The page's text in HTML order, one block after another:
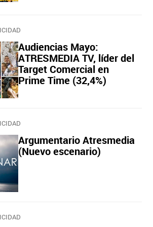
Audiencias Mayo:
ATRESMEDIA TV, líder del
Target Comercial en
Prime Time (32,4%)
Argumentario Atresmedia
(Nuevo escenario)